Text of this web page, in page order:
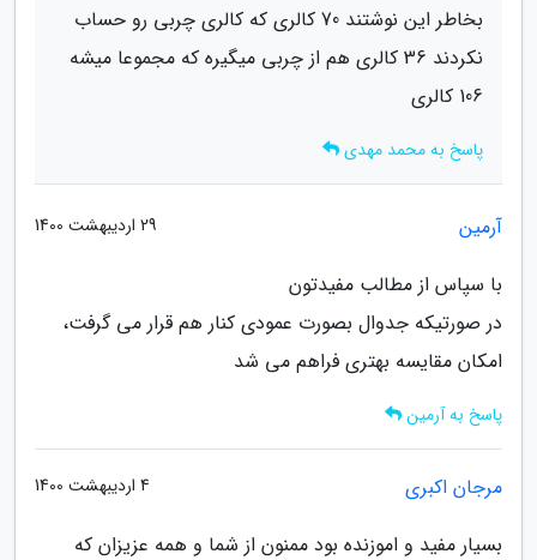
بخاطر این نوشتند 70 کالری که کالری چربی رو حساب
نکردند 36 کالری هم از چربی میگیره که مجموعا میشه
106 کالری
پاسخ به محمد مهدی
آرمین 29 اردیبهشت 1400
با سپاس از مطالب مفیدتون
در صورتیکه جدوال بصورت عمودی کنار هم قرار می گرفت،
امکان مقایسه بهتری فراهم می شد
پاسخ به آرمین
مرجان اکبری 4 اردیبهشت 1400
بسیار مفید و اموزنده بود ممنون از شما و همه عزیزان که